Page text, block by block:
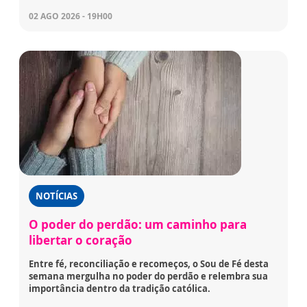
02 AGO 2026 - 19H00
NOTÍCIAS
O poder do perdão: um caminho para
libertar o coração
Entre fé, reconciliação e recomeços, o Sou de Fé desta
semana mergulha no poder do perdão e relembra sua
importância dentro da tradição católica.